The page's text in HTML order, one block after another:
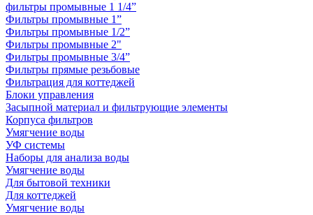
фильтры промывные 1 1/4”
Фильтры промывные 1”
Фильтры промывные 1/2”
Фильтры промывные 2"
Фильтры промывные 3/4”
Фильтры прямые резьбовые
Фильтрация для коттеджей
Блоки управления
Засыпной материал и фильтрующие элементы
Корпуса фильтров
Умягчение воды
УФ системы
Наборы для анализа воды
Умягчение воды
Для бытовой техники
Для коттеджей
Умягчение воды